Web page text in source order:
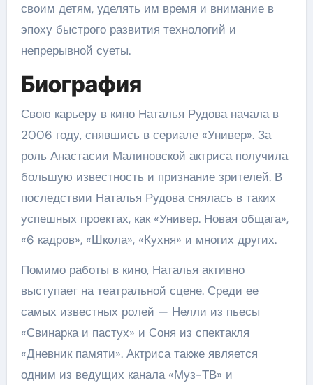
своим детям, уделять им время и внимание в
эпоху быстрого развития технологий и
непрерывной суеты.
Биография
Свою карьеру в кино Наталья Рудова начала в
2006 году, снявшись в сериале «Универ». За
роль Анастасии Малиновской актриса получила
большую известность и признание зрителей. В
последствии Наталья Рудова снялась в таких
успешных проектах, как «Универ. Новая общага»,
«6 кадров», «Школа», «Кухня» и многих других.
Помимо работы в кино, Наталья активно
выступает на театральной сцене. Среди ее
самых известных ролей — Нелли из пьесы
«Свинарка и пастух» и Соня из спектакля
«Дневник памяти». Актриса также является
одним из ведущих канала «Муз-ТВ» и